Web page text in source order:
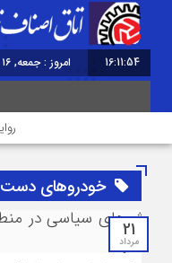
16:11:54 امروز : جمعه, ۱۶ مرداد , ۱۴۰۵
خودروهای
21
مرداد